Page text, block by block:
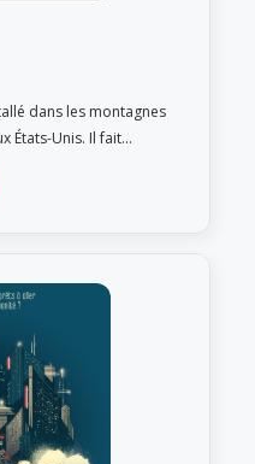
dans les montagnes
États-Unis. Il fait…